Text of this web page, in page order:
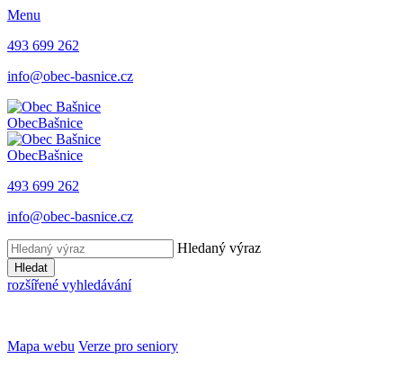
Menu
493 699 262
info@obec-basnice.cz
ObecBašnice
ObecBašnice
493 699 262
info@obec-basnice.cz
Hledaný výraz
Hledat
rozšířené vyhledávání
Mapa webu Verze pro seniory